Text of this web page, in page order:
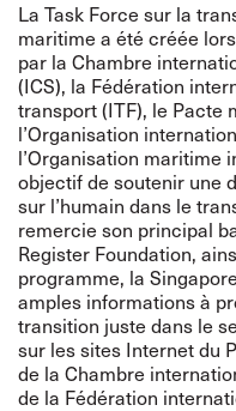
La Task Force sur la
maritime a été créée
par la Chambre
(ICS), la Fédération
transport (ITF), le Pacte
l’Organisation
l’Organisation maritime
objectif de soutenir une
sur l’humain dans le
remercie son principal
Register Foundation,
programme, la
amples informations à
transition juste dans le
sur les sites Internet du
de la Chambre
de la Fédération